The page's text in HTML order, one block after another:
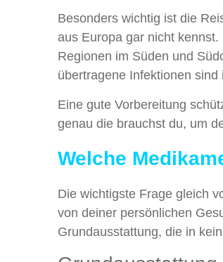
Besonders wichtig ist die
aus Europa gar nicht
Regionen im Süden und
übertragene Infektionen
Eine gute Vorbereitung
genau die brauchst du, um
Welche
Die wichtigste Frage gleich
von deiner persönlichen
Grundausstattung, die in